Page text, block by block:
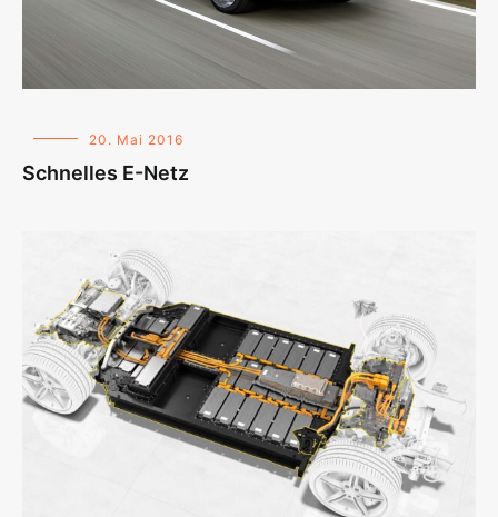
20. Mai 2016
Schnelles E-Netz